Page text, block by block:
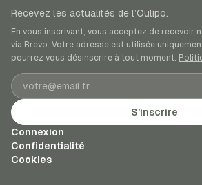
Recevez les actualités de l’Oulipo.
En vous inscrivant, vous acceptez de recevoir
via Brevo. Votre adresse est utilisée
pourrez vous désinscrire à tout moment.
Adresse e-mail
S’inscrire
Connexion
Confidentialité
Cookies